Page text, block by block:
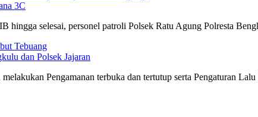
3C
hingga selesai, personel patroli Polsek Ratu Agung Polresta
dan Polsek Jajaran
Pengamanan terbuka dan tertutup serta Pengaturan